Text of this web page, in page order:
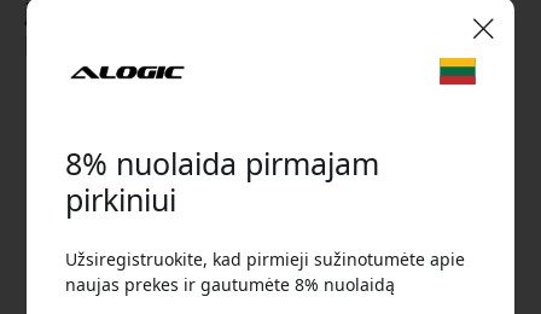
įkrovimui ir sinchronizavimui - Kosminė
8% nuolaida pirmajam
pirkiniui
Užsiregistruokite, kad pirmieji sužinotumėte apie
naujas prekes ir gautumėte 8% nuolaidą
🎉 Jūsų nuolaidos kodas:
Norėdami gauti 8% nuolaidą, naudokite šį kodą
atsiskaitydami.